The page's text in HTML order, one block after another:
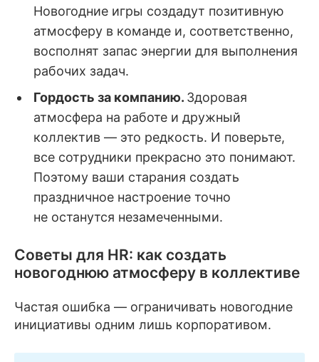
Новогодние игры создадут позитивную
атмосферу в команде и, соответственно,
восполнят запас энергии для выполнения
рабочих задач.
Гордость за компанию. Здоровая
атмосфера на работе и дружный
коллектив — это редкость. И поверьте,
все сотрудники прекрасно это понимают.
Поэтому ваши старания создать
праздничное настроение точно
не останутся незамеченными.
Советы для HR: как создать
новогоднюю атмосферу в коллективе
Частая ошибка — ограничивать новогодние
инициативы одним лишь корпоративом.